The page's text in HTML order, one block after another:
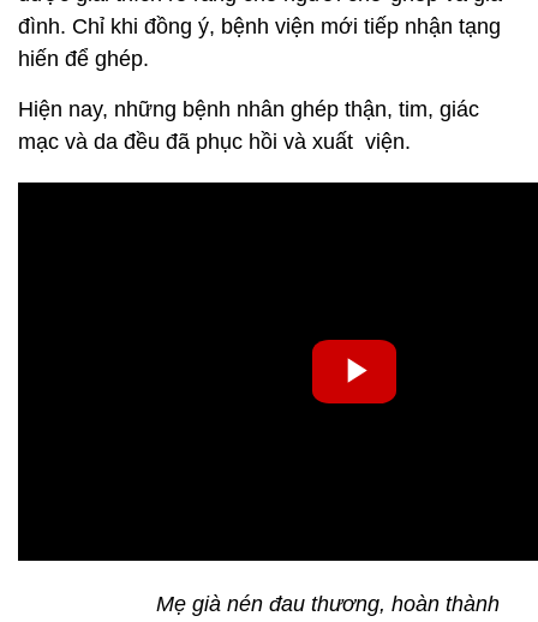
đình. Chỉ khi đồng ý, bệnh viện mới tiếp nhận tạng
hiến để ghép.
Hiện nay, những bệnh nhân ghép thận, tim, giác
mạc và da đều đã phục hồi và xuất viện.
Mẹ già nén đau thương, hoàn thành